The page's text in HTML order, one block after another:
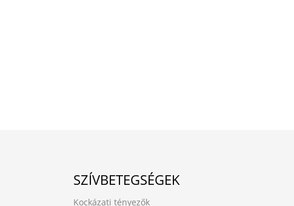
SZÍVBETEGSÉGEK
Kockázati tényezők